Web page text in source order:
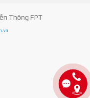
Thông FPT